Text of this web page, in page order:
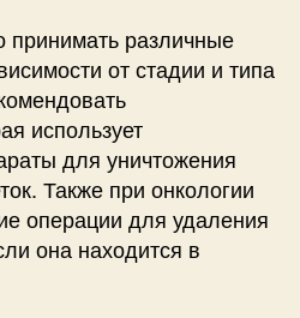
принимать различные
от стадии и типа
использует
для уничтожения
Также при онкологии
операции для удаления
она находится в